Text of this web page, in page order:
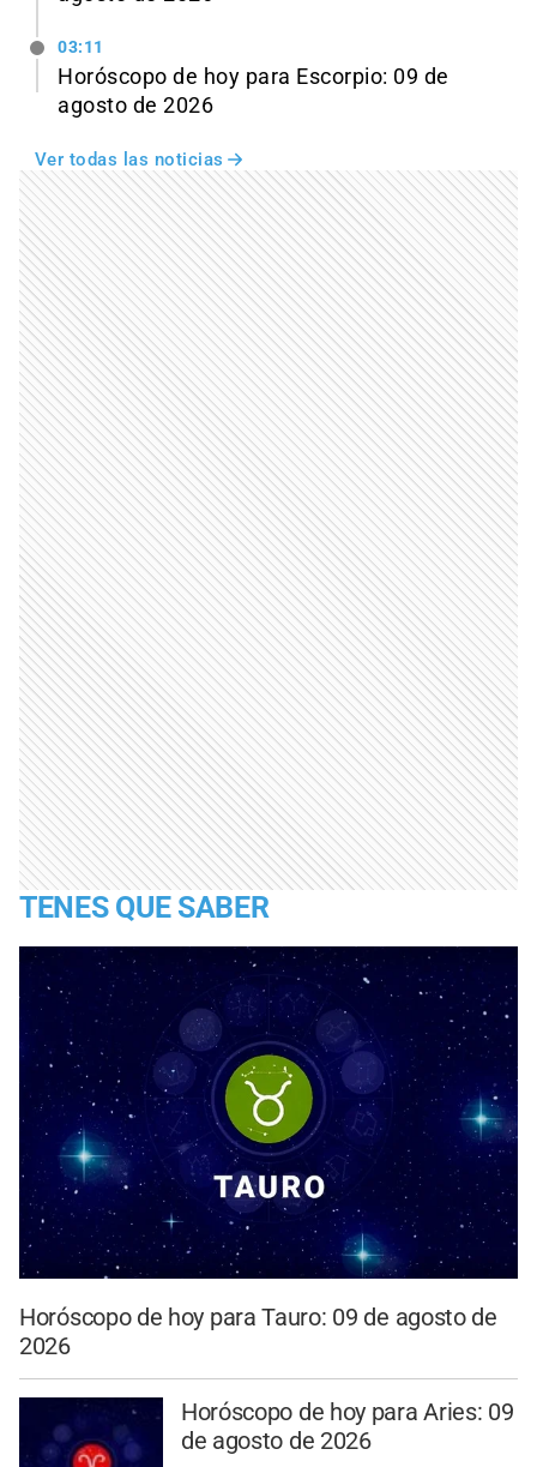
03:11
Horóscopo de hoy para Escorpio: 09 de
agosto de 2026
Ver todas las noticias
TENES QUE SABER
Horóscopo de hoy para Tauro: 09 de agosto de
2026
Horóscopo de hoy para Aries: 09
de agosto de 2026